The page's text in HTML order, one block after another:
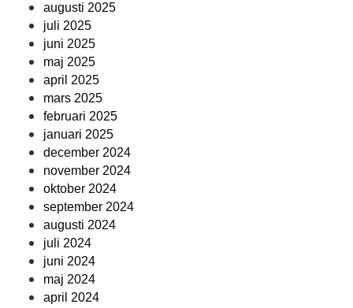
augusti 2025
juli 2025
juni 2025
maj 2025
april 2025
mars 2025
februari 2025
januari 2025
december 2024
november 2024
oktober 2024
september 2024
augusti 2024
juli 2024
juni 2024
maj 2024
april 2024